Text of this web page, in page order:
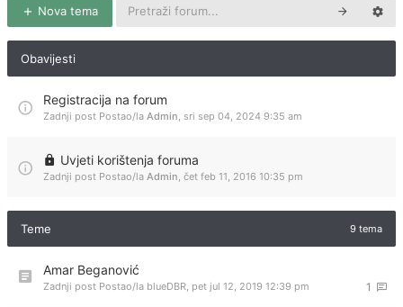
Nova tema
Obavijesti
Registracija na forum
Zadnji post Postao/la Admin, sri sep 04, 2024 9:35 am
Uvjeti korištenja foruma
Zadnji post Postao/la Admin, čet feb 11, 2016 10:35 pm
Teme 9 tema
Amar Beganović
1
Zadnji post Postao/la blueDBR, pet jul 12, 2019 12:39 pm